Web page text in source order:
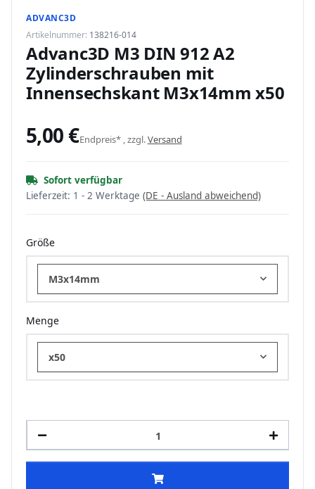
Advanc3D M3 DIN 912 A2
Zylinderschrauben mit
Innensechskant M3x14mm x50
Artikelnummer: 138216-014
ADVANC3D
Größe
M3x14mm
Menge
x50
5,00 €Endpreis* , zzgl.Versand
Sofort verfügbar
Lieferzeit: 1 - 2 Werktage (DE - Ausland abweichend)